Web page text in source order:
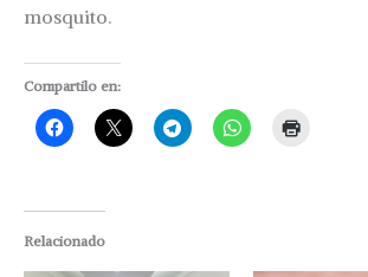
mosquito.
Compartilo en:
Relacionado